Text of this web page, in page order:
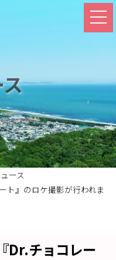
ース
ト』のロケ撮影が行われま
Dr.チョコレー